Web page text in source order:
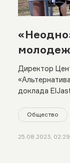
Директор
доклада
Общество
25.08.2023, 02:29